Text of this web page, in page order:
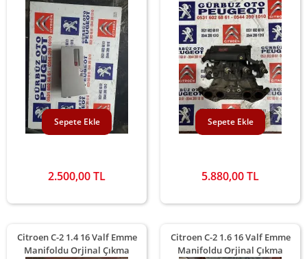
2.500,00 TL
Sepete Ekle
5.880,00 TL
Sepete Ekle
Citroen C-2 1.4 16 Valf Emme
Manifoldu Orjinal Çıkma
Citroen C-2 1.6 16 Valf Emme
Manifoldu Orjinal Çıkma